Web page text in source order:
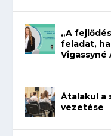
„A
feladat,
Vigassyné
Átalakul a
vezetése